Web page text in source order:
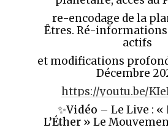
re-encodage de la
Êtres. Ré-
actifs
et modifications
Décembre
https://youtu.be/
✨Vidéo – Le Live : «
L’Éther » Le